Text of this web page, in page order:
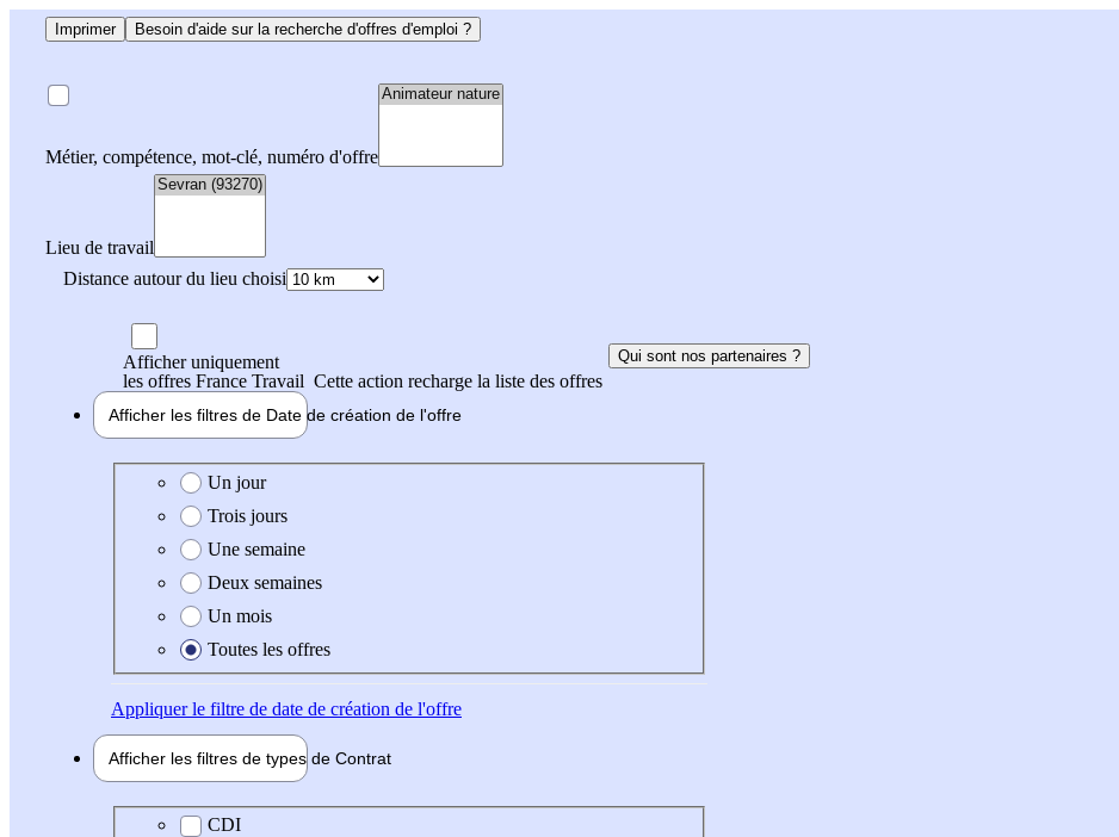
Imprimer Besoin d'aide sur la recherche d'offres d'emploi ?
Métier, compétence, mot-clé, numéro d'offre
Lieu de travail
Distance autour du lieu choisi
Afficher uniquement
les offres France Travail Cette action recharge la liste des offres
Qui sont nos partenaires ?
Afficher les filtres de Date de création de l'offre
Date de création de l'offre
Un jour
Trois jours
Une semaine
Deux semaines
Un mois
Toutes les offres
Appliquerle filtre de date de création de l'offre
Afficher les filtres de types de Contrat
Type de contrat
CDI